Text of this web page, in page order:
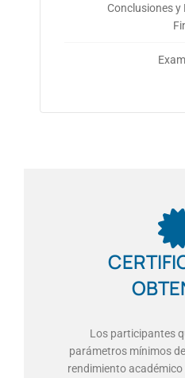
Conclusiones y
Los participantes
parámetros mínimos
rendimiento